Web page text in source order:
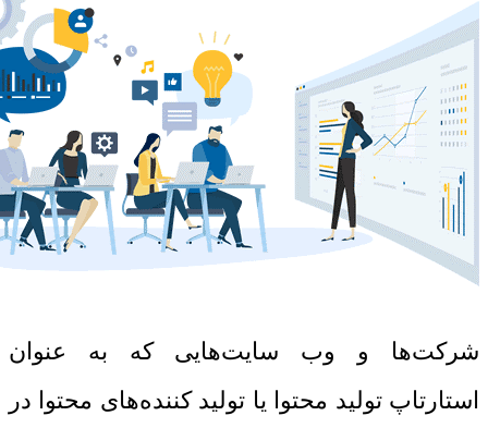
شرکت‌ها و وب سایت‌هایی که به عنوان
استارتاپ تولید محتوا یا تولید کننده‌های محتوا در